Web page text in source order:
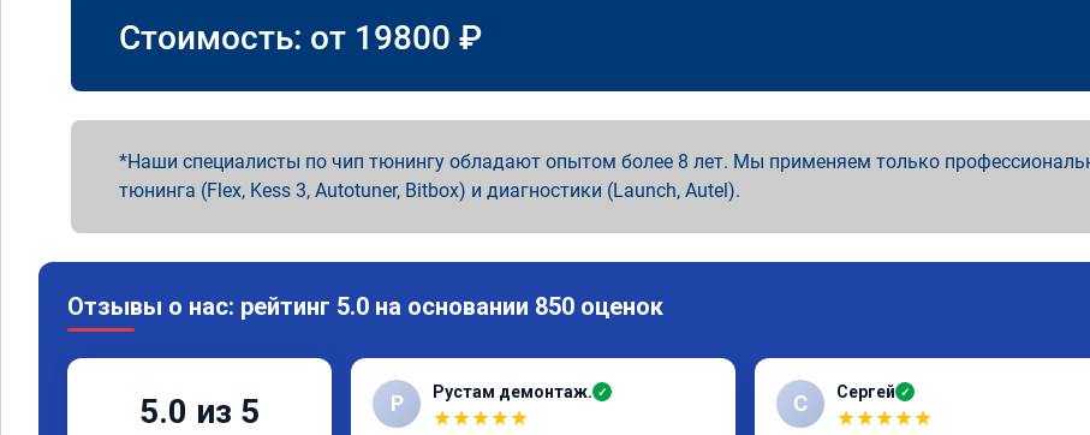
Стоимость: от 19800 ₽
Наши специалисты по чип тюнингу обладают опытом более 8 лет. Мы применяем только
тюнинга (Flex, Kess 3, Autotuner, Bitbox) и диагностики (Launch, Autel).
Отзывы о нас: рейтинг 5.0 на основании 850 оценок
5.0 из 5 Р Рустам демонтаж. ✓
★★★★★
С Сергей ✓
★★★★★